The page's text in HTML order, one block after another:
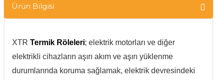
Ürün Bilgisi
XTR Termik Röleleri; elektrik motorları ve diğer
elektrikli cihazların aşırı akım ve aşırı yüklenme
durumlarında koruma sağlamak, elektrik devresindeki